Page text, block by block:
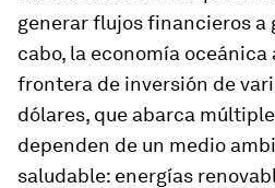
generar flujos financieros a
cabo, la economía
frontera de inversión de
dólares, que abarca
dependen de un medio
saludable: energías